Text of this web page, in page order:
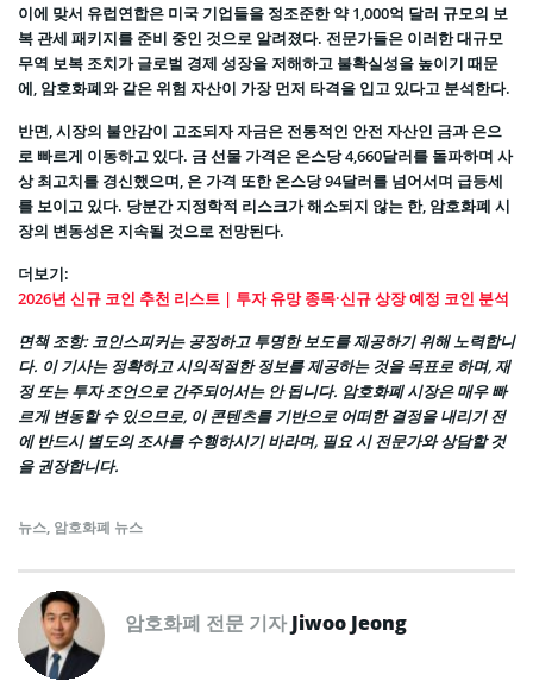
이에 맞서 유럽연합은 미국 기업들을 정조준한 약 1,000억 달러 규모의 보
복 관세 패키지를 준비 중인 것으로 알려졌다. 전문가들은 이러한 대규모
무역 보복 조치가 글로벌 경제 성장을 저해하고 불확실성을 높이기 때문
에, 암호화폐와 같은 위험 자산이 가장 먼저 타격을 입고 있다고 분석한다.
반면, 시장의 불안감이 고조되자 자금은 전통적인 안전 자산인 금과 은으
로 빠르게 이동하고 있다. 금 선물 가격은 온스당 4,660달러를 돌파하며 사
상 최고치를 경신했으며, 은 가격 또한 온스당 94달러를 넘어서며 급등세
를 보이고 있다. 당분간 지정학적 리스크가 해소되지 않는 한, 암호화폐 시
장의 변동성은 지속될 것으로 전망된다.
더보기:
2026년 신규 코인 추천 리스트 | 투자 유망 종목·신규 상장 예정 코인 분석
면책 조항: 코인스피커는 공정하고 투명한 보도를 제공하기 위해 노력합니
다. 이 기사는 정확하고 시의적절한 정보를 제공하는 것을 목표로 하며, 재
정 또는 투자 조언으로 간주되어서는 안 됩니다. 암호화폐 시장은 매우 빠
르게 변동할 수 있으므로, 이 콘텐츠를 기반으로 어떠한 결정을 내리기 전
에 반드시 별도의 조사를 수행하시기 바라며, 필요 시 전문가와 상담할 것
을 권장합니다.
뉴스, 암호화폐 뉴스
암호화폐 전문 기자Jiwoo Jeong